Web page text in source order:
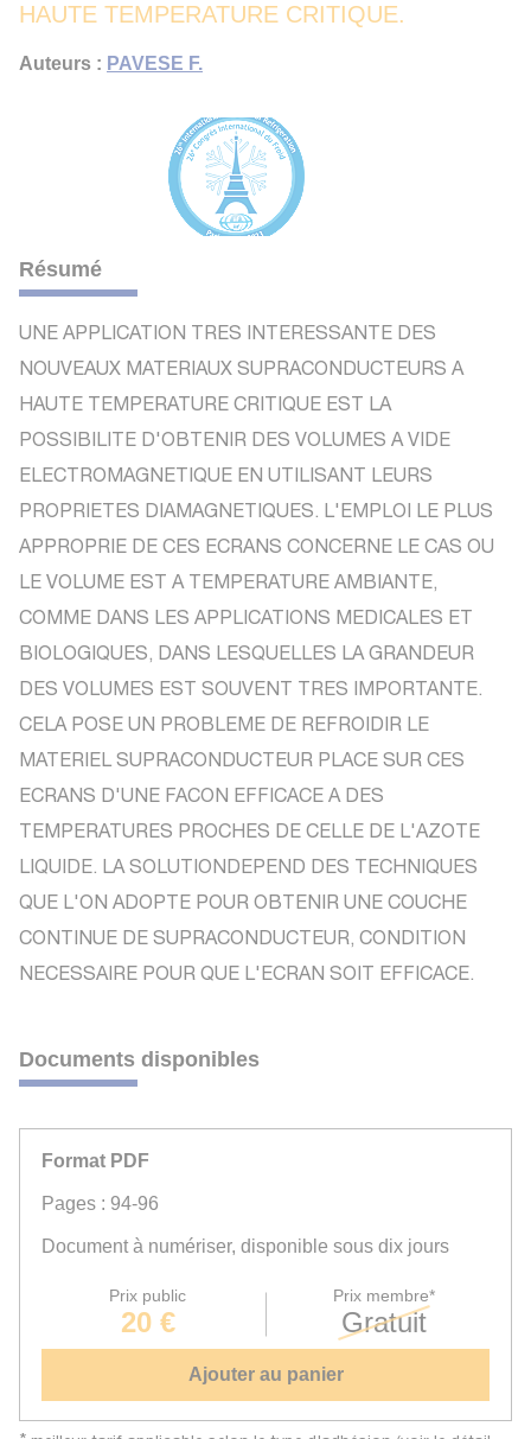
HAUTE TEMPERATURE CRITIQUE.
Auteurs : PAVESE F.
Résumé
UNE APPLICATION TRES INTERESSANTE DES
NOUVEAUX MATERIAUX SUPRACONDUCTEURS A
HAUTE TEMPERATURE CRITIQUE EST LA
POSSIBILITE D'OBTENIR DES VOLUMES A VIDE
ELECTROMAGNETIQUE EN UTILISANT LEURS
PROPRIETES DIAMAGNETIQUES. L'EMPLOI LE PLUS
APPROPRIE DE CES ECRANS CONCERNE LE CAS OU
LE VOLUME EST A TEMPERATURE AMBIANTE,
COMME DANS LES APPLICATIONS MEDICALES ET
BIOLOGIQUES, DANS LESQUELLES LA GRANDEUR
DES VOLUMES EST SOUVENT TRES IMPORTANTE.
CELA POSE UN PROBLEME DE REFROIDIR LE
MATERIEL SUPRACONDUCTEUR PLACE SUR CES
ECRANS D'UNE FACON EFFICACE A DES
TEMPERATURES PROCHES DE CELLE DE L'AZOTE
LIQUIDE. LA SOLUTIONDEPEND DES TECHNIQUES
QUE L'ON ADOPTE POUR OBTENIR UNE COUCHE
CONTINUE DE SUPRACONDUCTEUR, CONDITION
NECESSAIRE POUR QUE L'ECRAN SOIT EFFICACE.
Documents disponibles
Format PDF
Pages : 94-96
Document à numériser, disponible sous dix jours
Prix public
20 €
Prix membre*
Gratuit
Ajouter au panier